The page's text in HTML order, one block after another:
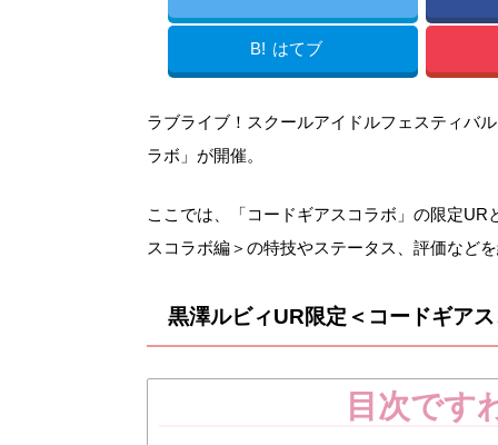
B! はてブ
ラブライブ！スクールアイドルフェスティバ
ラボ」が開催。
ここでは、「コードギアスコラボ」の限定
スコラボ編＞の特技やステータス、評価などを
黒澤ルビィUR限定＜コードギア
目次です